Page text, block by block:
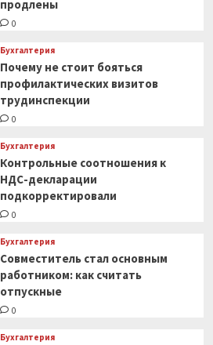
продлены
0
Бухгалтерия
Почему не стоит бояться
профилактических визитов
трудинспекции
0
Бухгалтерия
Контрольные соотношения к
НДС-декларации
подкорректировали
0
Бухгалтерия
Совместитель стал основным
работником: как считать
отпускные
0
Бухгалтерия